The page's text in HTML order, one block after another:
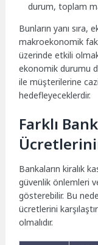
durum, toplam
Bunların yanı
makroekonomik
üzerinde etkili
ekonomik durumu
ile müşterilerine
hedefleyeceklerdir.
Farklı
Bankaların kiralık
güvenlik önlemleri
gösterebilir. Bu
ücretlerini
olmalıdır.